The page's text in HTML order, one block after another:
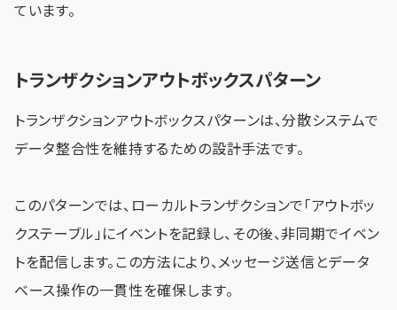
ています。
トランザクションアウトボックスパターン
トランザクションアウトボックスパターンは、分散システムで
データ整合性を維持するための設計手法です。
このパターンでは、ローカルトランザクションで「アウトボッ
クステーブル」にイベントを記録し、その後、非同期でイベン
トを配信します。この方法により、メッセージ送信とデータ
ベース操作の一貫性を確保します。